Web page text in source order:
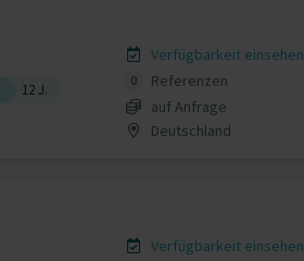
12 J.
Verfügbarkeit einsehen
0
Referenzen
auf Anfrage
Deutschland
Verfügbarkeit einsehen